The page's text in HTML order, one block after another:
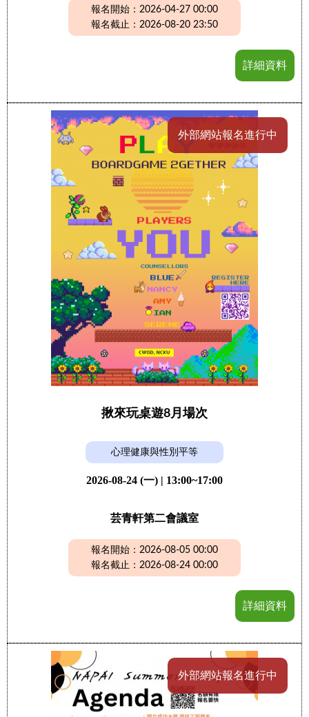
報名開始：2026-04-27 00:00
報名截止：2026-08-20 23:50
詳細資料
外部網站報名進行中
揪來玩桌遊8月場次
心理健康與性別平等
2026-08-24 (一) | 13:00~17:00
芸青軒第二會議室
報名開始：2026-08-05 00:00
報名截止：2026-08-24 00:00
詳細資料
外部網站報名進行中